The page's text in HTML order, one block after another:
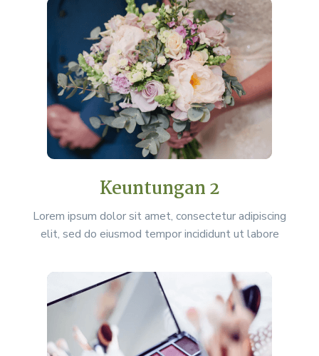
Keuntungan 2
Lorem ipsum dolor sit amet, consectetur adipiscing
elit, sed do eiusmod tempor incididunt ut labore